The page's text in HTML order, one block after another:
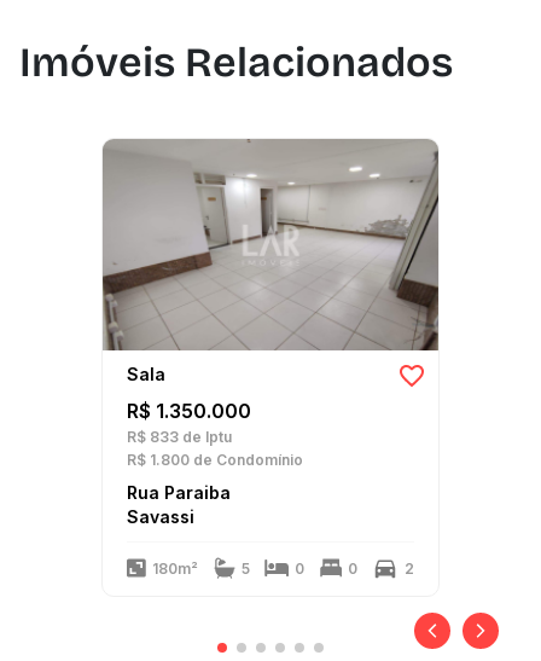
Imóveis Relacionados
Sala
R$ 1.350.000
R$ 833 de Iptu
R$ 1.800 de Condomínio
Rua Paraiba
Savassi
180m² 5 0 0 2